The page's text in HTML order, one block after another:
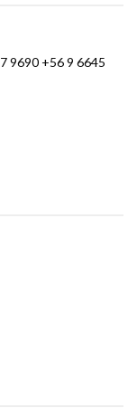
9690 +56 9 6645